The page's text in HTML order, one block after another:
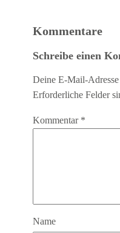
Kommentare
Schreibe einen
Deine E-Mail-
Erforderliche Felder
Kommentar *
Name